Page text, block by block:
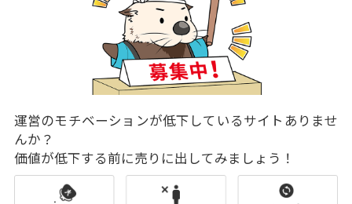
運営のモチベーションが低下しているサイトありませ
んか？
価値が低下する前に売りに出してみましょう！